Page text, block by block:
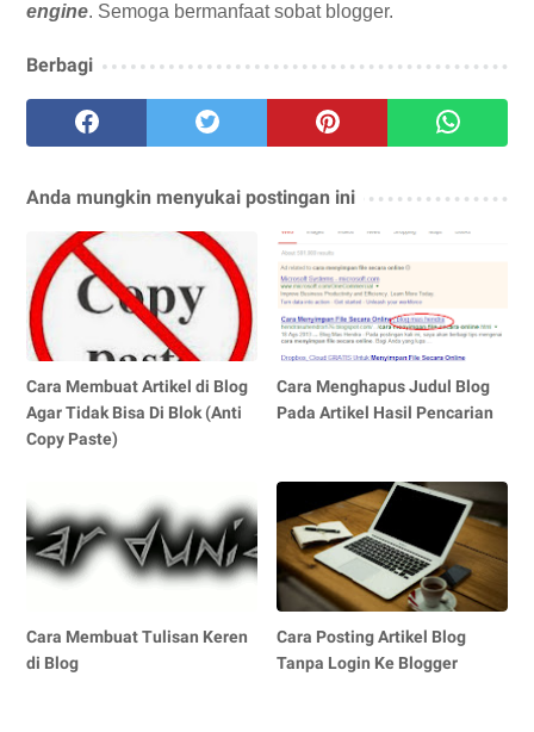
engine. Semoga bermanfaat sobat blogger.
Berbagi
Anda mungkin menyukai postingan ini
Cara Membuat Artikel di Blog
Agar Tidak Bisa Di Blok (Anti
Copy Paste)
Cara Menghapus Judul Blog
Pada Artikel Hasil Pencarian
Cara Membuat Tulisan Keren
di Blog
Cara Posting Artikel Blog
Tanpa Login Ke Blogger